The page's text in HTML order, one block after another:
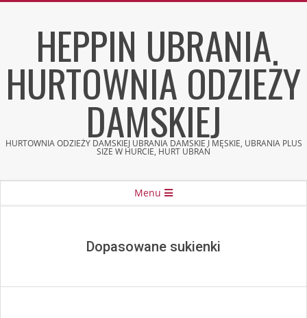
HEPPIN UBRANIA
HURTOWNIA ODZIEŻY
DAMSKIEJ
HURTOWNIA ODZIEŻY DAMSKIEJ UBRANIA DAMSKIE I MĘSKIE, UBRANIA PLUS
SIZE W HURCIE, HURT UBRAŃ
Menu
Dopasowane sukienki